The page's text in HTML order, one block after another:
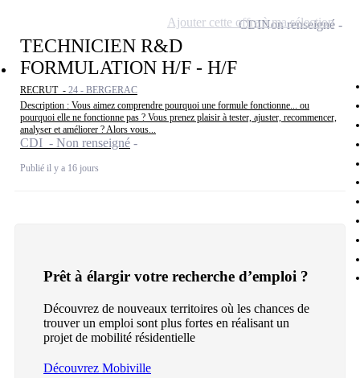
TECHNICIEN R&D
FORMULATION H/F - H/F
RECRUT - 24 - BERGERAC
Description : Vous aimez comprendre pourquoi une formule fonctionne... ou
pourquoi elle ne fonctionne pas ? Vous prenez plaisir à tester, ajuster, recommencer,
analyser et améliorer ? Alors vous...
CDI - Non renseigné
Publié il y a 16 jours
CDINon renseigné
Ajouter cette offre à ma sélection
Prêt à élargir votre recherche d’emploi ?
Découvrez de nouveaux territoires où les chances de
trouver un emploi sont plus fortes en réalisant un
projet de mobilité résidentielle
Découvrez Mobiville